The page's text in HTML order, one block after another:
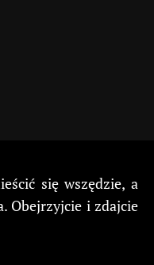
się wszędzie, a
Obejrzyjcie i zdajcie